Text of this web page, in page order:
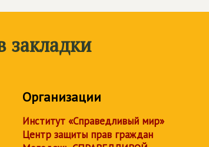
закладки
Организации
Институт «Справедливый мир»
Центр защиты прав граждан